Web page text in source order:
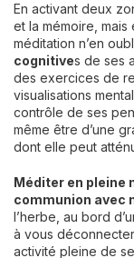
En activant deux
et la mémoire,
méditation n’en
cognitives de ses
des exercices de
visualisations
contrôle de ses
même être d’une
dont elle peut
Méditer en pleine
communion avec
l’herbe, au bord
à vous
activité pleine de